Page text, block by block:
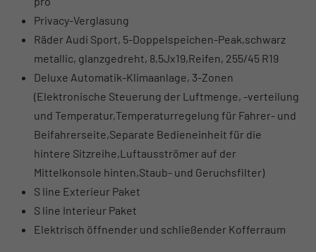
Privacy-Verglasung
Räder Audi Sport, 5-Doppelspeichen-Peak,schwarz
metallic, glanzgedreht, 8,5Jx19,Reifen, 255/45 R19
Deluxe Automatik-Klimaanlage, 3-Zonen
(Elektronische Steuerung der Luftmenge, -verteilung
und Temperatur,Temperaturregelung für Fahrer- und
Beifahrerseite,Separate Bedieneinheit für die
hintere Sitzreihe,Luftausströmer auf der
Mittelkonsole hinten,Staub- und Geruchsfilter)
S line Exterieur Paket
S line Interieur Paket
Elektrisch öffnender und schließender Kofferraum